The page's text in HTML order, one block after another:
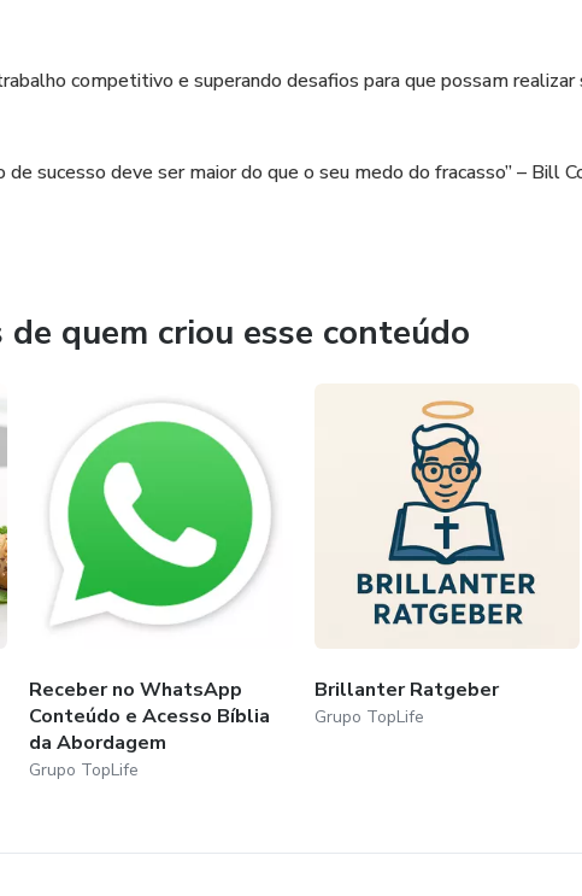
competitivo e superando desafios para que possam realizar
de sucesso deve ser maior do que o seu medo do fracasso” – Bill
quem criou esse conteúdo
Receber no WhatsApp
Conteúdo e Acesso Bíblia
da Abordagem
Grupo TopLife
Brillanter Ratgeber
Grupo TopLife